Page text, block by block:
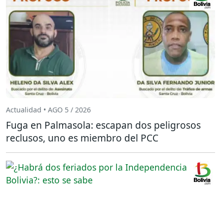
Actualidad • AGO 5 / 2026
Fuga en Palmasola: escapan dos peligrosos
reclusos, uno es miembro del PCC